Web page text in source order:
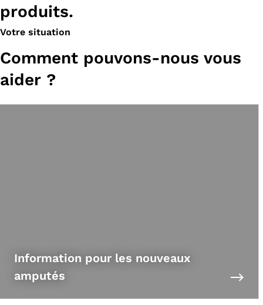
produits.
Votre situation
Comment pouvons-nous vous
aider ?
Information pour les nouveaux
amputés